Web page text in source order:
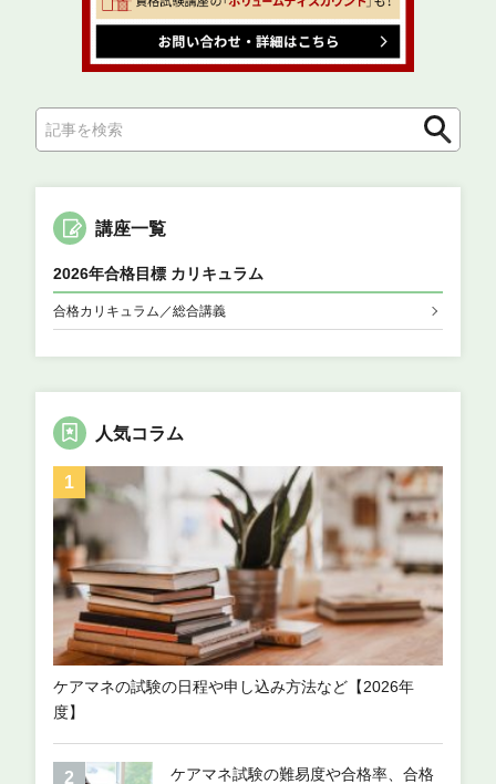
索
検
講座一覧
2026年合格目標 カリキュラム
合格カリキュラム／総合講義
人気コラム
ケアマネの試験の日程や申し込み方法など【2026年
度】
ケアマネ試験の難易度や合格率、合格